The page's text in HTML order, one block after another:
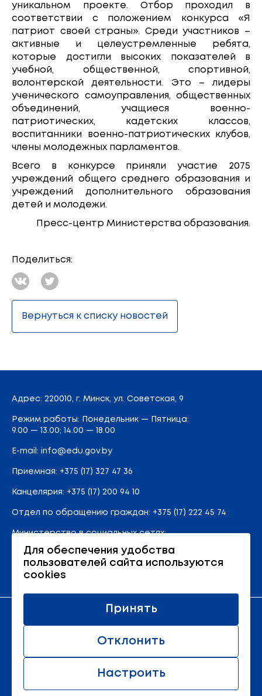
уникальном проекте. Отбор проходил в
соответствии с положением конкурса «Я
патриот своей страны». Среди участников –
активные и целеустремленные ребята,
которые достигли высоких показателей в
учебной, общественной, спортивной,
волонтерской деятельности. Это – лидеры
ученического самоуправления, общественных
объединений, учащиеся военно-
патриотических, кадетских классов,
воспитанники военно-патриотических клубов,
члены молодежных парламентов.
Всего в конкурсе приняли участие 2075
учреждений общего среднего образования и
учреждений дополнительного образования
детей и молодежи.
Пресс-центр Министерства образования.
Поделиться:
Вернуться к списку новостей
Адрес: 220010, г. Минск, ул. Советская, 9
Режим работы: Понедельник — Пятница:
9.00 — 13.00; 14.00 — 18.00
E-mail: info@edu.gov.by
Приемная: +375 (17) 327 47 36
Канцелярия: +375 (17) 200 94 10
Отдел по обращению граждан: +375 (17) 222 45 74
Министерство в социальных сетях:
Карта сайта
© 2011 - 2026 Министерство образования Республики
Для обеспечения удобства
пользователей сайта используются
cookies
Настроить
Отклонить
Принять